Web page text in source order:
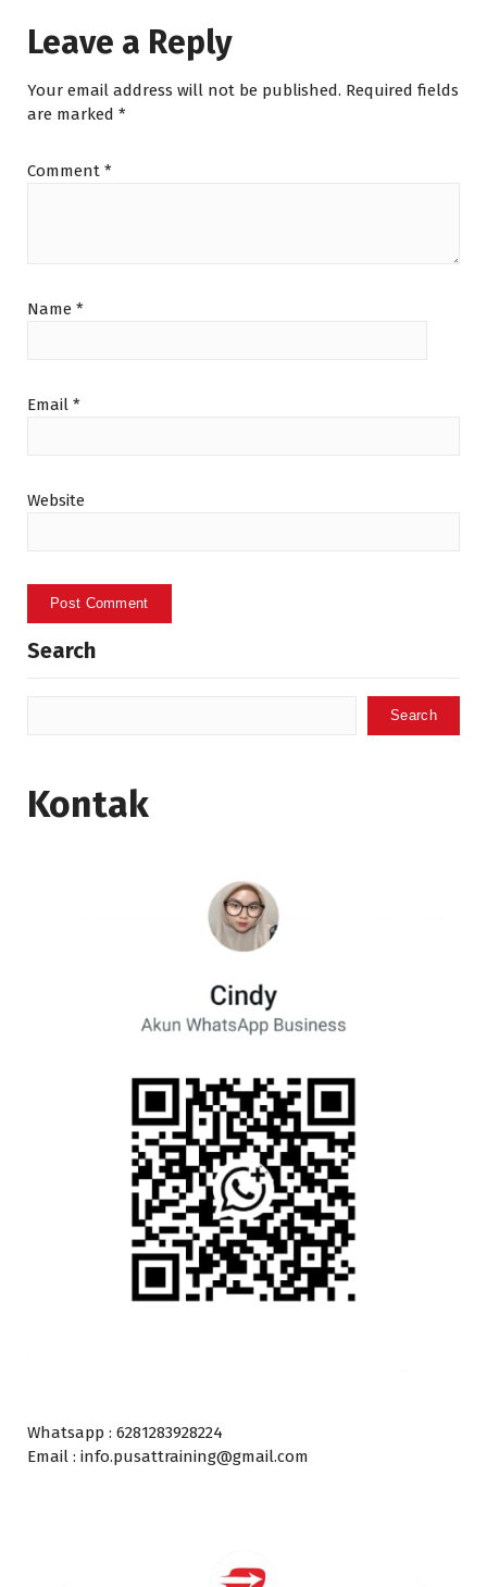
Leave a Reply
Your email address will not be published. Required fields
are marked *
Comment *
Name *
Email *
Website
Search
Search
Kontak
Whatsapp : 6281283928224
Email : info.pusattraining@gmail.com